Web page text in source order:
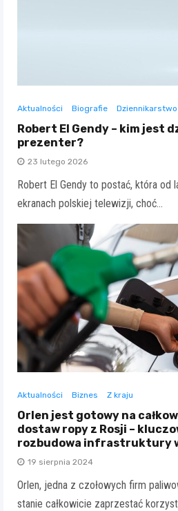
Aktualności Biografie Dziennikarstwo
Robert El Gendy – kim jest
prezenter?
23 lutego 2026
Robert El Gendy to postać, która od
ekranach polskiej telewizji, choć…
Aktualności Biznes Z kraju
Orlen jest gotowy na
dostaw ropy z Rosji –
rozbudowa infrastruktury
19 sierpnia 2024
Orlen, jedna z czołowych firm
stanie całkowicie zaprzestać